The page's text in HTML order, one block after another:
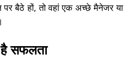
पर बैठे हों, तो वहां एक अच्छे मैनेजर या
है सफलता